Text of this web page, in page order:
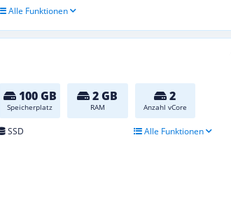
Alle Funktionen
100 GB
Speicherplatz
2 GB
RAM
2
Anzahl vCore
SSD Alle Funktionen